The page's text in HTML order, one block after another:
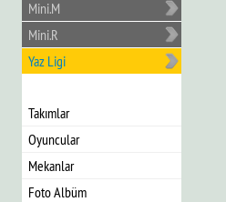
Mini.M
Mini.R
Yaz Ligi
Takımlar
Oyuncular
Mekanlar
Foto Albüm